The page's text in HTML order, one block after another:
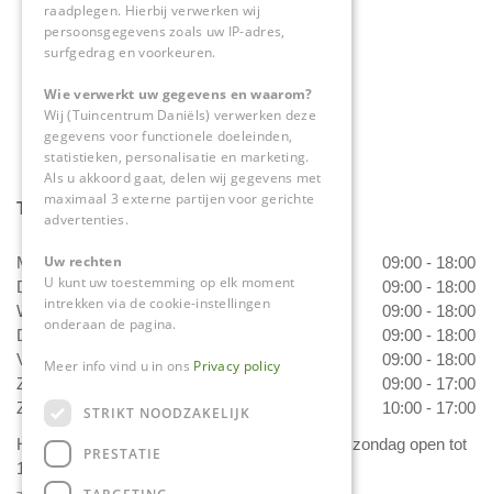
0475-534298
info@tuincentrumdaniels.nl
Tuincentrum Daniëls
Maandag
09:00 - 18:00
Dinsdag
09:00 - 18:00
Woensdag
09:00 - 18:00
Donderdag
09:00 - 18:00
Vrijdag
09:00 - 18:00
Zaterdag
09:00 - 17:00
Zondag
10:00 - 17:00
Het 'Bloemetje van Daniëls' is van dinsdag t/m zondag open tot
17.00 uur!
raadplegen. Hierbij verwerken wij
persoonsgegevens zoals uw IP-adres,
surfgedrag en voorkeuren.
Wie verwerkt uw gegevens en waarom?
Wij (Tuincentrum Daniëls) verwerken deze
gegevens voor functionele doeleinden,
statistieken, personalisatie en marketing.
Als u akkoord gaat, delen wij gegevens met
maximaal 3 externe partijen voor gerichte
advertenties.
Uw rechten
U kunt uw toestemming op elk moment
intrekken via de cookie-instellingen
onderaan de pagina.
Meer info vind u in ons Privacy policy
STRIKT NOODZAKELIJK
PRESTATIE